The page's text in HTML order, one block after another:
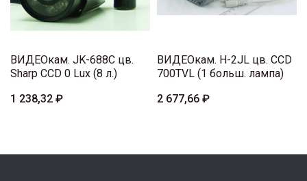
ВИДЕОкам. JK-688C цв.
Sharp CCD 0 Lux (8 л.)
1 238,32 ₽
ВИДЕОкам. H-2JL цв. CCD
700TVL (1 больш. лампа)
2 677,66 ₽